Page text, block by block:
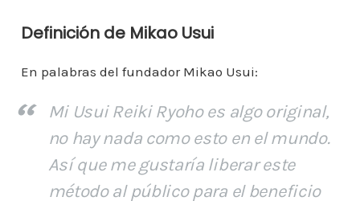
Definición de Mikao Usui
En palabras del fundador Mikao Usui:
Mi Usui Reiki Ryoho es algo original,
no hay nada como esto en el mundo.
Así que me gustaría liberar este
método al público para el beneficio